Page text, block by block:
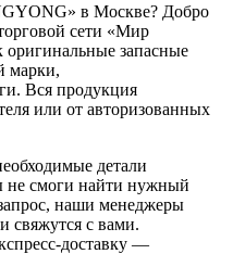
в Москве? Добро
сети «Мир
оригинальные запасные
марки,
Вся продукция
или от авторизованных
детали
смоги найти нужный
наши менеджеры
свяжутся с вами.
доставку —